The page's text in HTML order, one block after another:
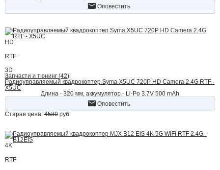
Оповестить
HD
RTF
3D
Запчасти и тюнинг (42)
Радиоуправляемый квадрокоптер Syma X5UC 720P HD Camera 2.4G RTF -
X5UC
Длина - 320 мм, аккумулятор - Li-Po 3.7V 500 mAh
Оповестить
Старая цена: 4580 руб.
4K
RTF